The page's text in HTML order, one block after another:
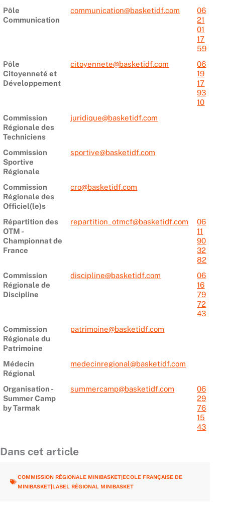
Pôle
Communication
communication@basketidf.com
06
21
01
17
59
Pôle
Citoyenneté et
Développement
citoyennete@basketidf.com
06
19
17
93
10
Commission
Régionale des
Techniciens
juridique@basketidf.com
Commission
Sportive
Régionale
sportive@basketidf.com
Commission
Régionale des
Officiel(le)s
cro@basketidf.com
Répartition des
OTM -
Championnat de
France
repartition_otmcf@basketidf.com
06
11
90
32
82
Commission
Régionale de
Discipline
discipline@basketidf.com
06
16
79
72
43
Commission
Régionale du
Patrimoine
patrimoine@basketidf.com
Médecin
Régional
medecinregional@basketidf.com
Organisation -
Summer Camp
by Tarmak
summercamp@basketidf.com
06
29
76
15
43
Dans cet article
COMMISSION RÉGIONALE MINIBASKET|ECOLE FRANÇAISE DE
MINIBASKET|LABEL RÉGIONAL MINIBASKET